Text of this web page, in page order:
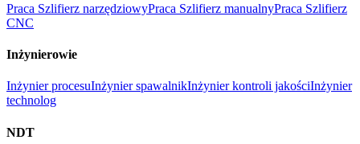
Praca Szlifierz narzędziowyPraca Szlifierz manualnyPraca Szlifierz
CNC
Inżynierowie
Inżynier procesuInżynier spawalnikInżynier kontroli jakościInżynier
technolog
NDT